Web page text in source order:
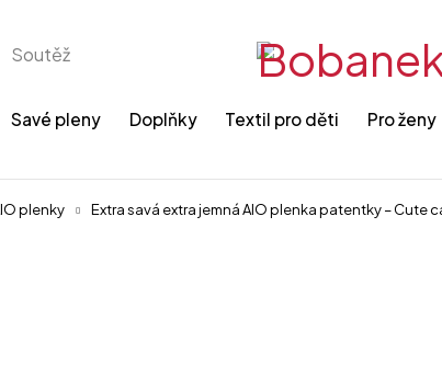
Soutěž
Savé pleny Doplňky Textil pro děti Pro ženy
plenky Extra savá extra jemná AIO plenka patentky – Cute